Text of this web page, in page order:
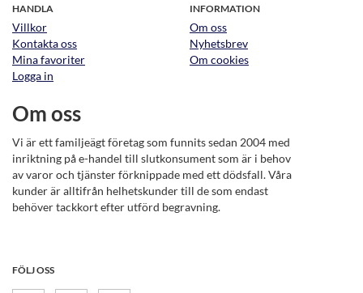
HANDLA
Villkor
Kontakta oss
Mina favoriter
Logga in
INFORMATION
Om oss
Nyhetsbrev
Om cookies
Om oss
Vi är ett familjeägt företag som funnits sedan 2004 med
inriktning på e-handel till slutkonsument som är i behov
av varor och tjänster förknippade med ett dödsfall. Våra
kunder är alltifrån helhetskunder till de som endast
behöver tackkort efter utförd begravning.
FÖLJ OSS